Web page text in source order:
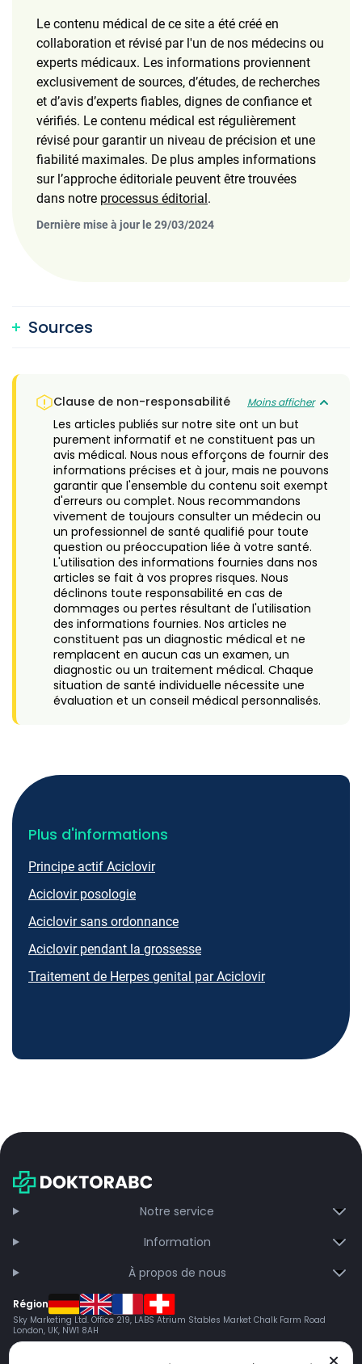
Le contenu médical de ce site a été créé en
collaboration et révisé par l'un de nos médecins ou
experts médicaux. Les informations proviennent
exclusivement de sources, d’études, de recherches
et d’avis d’experts fiables, dignes de confiance et
vérifiés. Le contenu médical est régulièrement
révisé pour garantir un niveau de précision et une
fiabilité maximales. De plus amples informations
sur l’approche éditoriale peuvent être trouvées
dans notre processus éditorial.
Dernière mise à jour le 29/03/2024
Sources
Clause de non-responsabilité Moins afficher
Les articles publiés sur notre site ont un but
purement informatif et ne constituent pas un
avis médical. Nous nous efforçons de fournir des
informations précises et à jour, mais ne pouvons
garantir que l'ensemble du contenu soit exempt
d'erreurs ou complet. Nous recommandons
vivement de toujours consulter un médecin ou
un professionnel de santé qualifié pour toute
question ou préoccupation liée à votre santé.
L'utilisation des informations fournies dans nos
articles se fait à vos propres risques. Nous
déclinons toute responsabilité en cas de
dommages ou pertes résultant de l'utilisation
des informations fournies. Nos articles ne
constituent pas un diagnostic médical et ne
remplacent en aucun cas un examen, un
diagnostic ou un traitement médical. Chaque
situation de santé individuelle nécessite une
évaluation et un conseil médical personnalisés.
Plus d'informations
Principe actif Aciclovir
Aciclovir posologie
Aciclovir sans ordonnance
Aciclovir pendant la grossesse
Traitement de Herpes genital par Aciclovir
Notre service
Information
À propos de nous
Région
Sky Marketing Ltd. Office 219, LABS Atrium Stables Market Chalk Farm Road
London, UK, NW1 8AH